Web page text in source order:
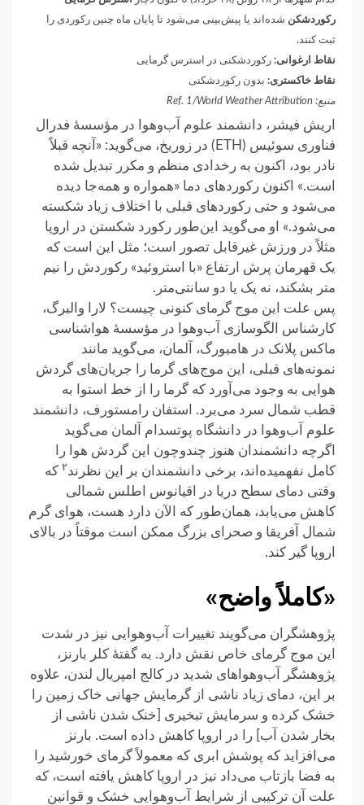
رکوردشکن شده‌اند یا پیش‌بینی می‌شود تا پایان ماه چنین رکوردی را
ثبت کنند.
نقاط ارغوانی: رکوردشکنی در استرس گرمایی
نقاط خاکستری: بدون رکوردشکنی
منبع: Ref. 1/World Weather Attribution
اریش فیشر، دانشمند علوم آب‌وهوا در مؤسسهٔ فدرال
فناوری سوئیس (ETH) در زوریخ، می‌گوید: «آنچه قبلاً
نادر بود، اکنون به رخدادی منظم و مکرر تبدیل شده
است.» اکنون رکوردهای دما «همواره و همه‌جا دیده
می‌شود و حتی رکوردهای قبلی با اختلاف زیاد شکسته
می‌شود.» او می‌گوید این‌طور رکورد شکستن در اروپا
مثلاً در ورزش غیرقابل تصور است؛ مثل این است که
یک قهرمان پرش ارتفاع «با استروئید» رکوردش را نیم
متر بشکند، نه یک یا دو سانتی‌متر.
پس علت این موج گرمای کنونی چیست؟ لارا والبرگ،
کارشناس الگوسازی آب‌وهوا در مؤسسهٔ هواشناسی
ماکس پلانک در هامبورگ، آلمان، می‌گوید مانند
نمونه‌های قبلی، این موج‌های گرما را جریان‌های گردش
هوایی به وجود می‌آورد که گرما را از خط استوا به
قطب شمال سرد می‌برد. استفان رامستورف، دانشمند
علوم آب‌وهوا در دانشگاه پوتسدام آلمان می‌گوید
اگرچه دانشمندان هنوز چندوچون این گردش هوا را
کامل نفهمیده‌اند، برخی دانشمندان بر این نظرند۲ که
وقتی دمای سطح دریا در اقیانوس اطلس شمالی
کاهش می‌یابد، همان‌طور که الآن دارد هست، هوای گرم
شمال آفریقا و صحرای بزرگ ممکن است موقتاً در بالای
اروپا گیر کند.
«کاملاً واضح»
پژوهشگران می‌گویند تغییرات آب‌وهوایی نیز در شدت
این موج گرمای خاص نقش دارد. به گفتهٔ کلر بارنز،
پژوهشگر آب‌وهواهای شدید در کالج امپریال لندن، علاوه
بر این، دمای زیاد ناشی از گرمایش جهانی خاک زمین را
خشک کرده و سرمایش تبخیری [خنک شدن ناشی از
بخار شدن آب] را در اروپا کاهش داده است. بارنز
می‌افزاید که پوشش ابری که معمولاً گرمای خورشید را
به فضا بازتاب می‌داد نیز در اروپا کاهش یافته است، که
علت آن ترکیبی از شرایط آب‌وهوایی خشک و قوانین